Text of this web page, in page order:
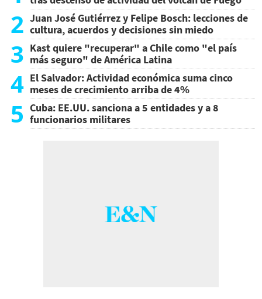
2 Juan José Gutiérrez y Felipe Bosch: lecciones de
cultura, acuerdos y decisiones sin miedo
3 Kast quiere "recuperar" a Chile como "el país
más seguro" de América Latina
4 El Salvador: Actividad económica suma cinco
meses de crecimiento arriba de 4%
5 Cuba: EE.UU. sanciona a 5 entidades y a 8
funcionarios militares